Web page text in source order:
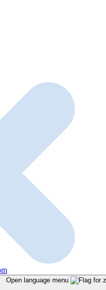
Open language menu